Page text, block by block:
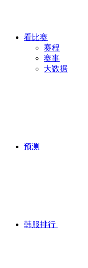
看比赛
赛程
赛事
大数据
预测
韩服排行